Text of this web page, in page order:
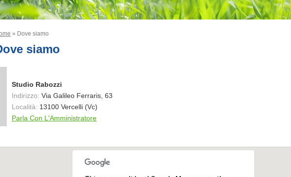
» Dove siamo
siamo
Studio Rabozzi
Indirizzo: Via Galileo Ferraris, 63
Località: 13100 Vercelli (Vc)
Parla Con L'Amministratore